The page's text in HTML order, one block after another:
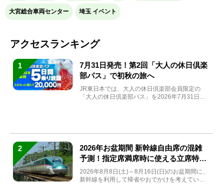
大宮総合車両センター 埼玉 イベント
アクセスランキング
1
7月31日発売！第2回「大人の休日倶楽
部パス」で初秋の旅へ
JR東日本では、大人の休日倶楽部会員限定の
「大人の休日倶楽部パス」を2026年7月31日
2
2026年お盆期間 新幹線自由席の混雑
予測！指定席満席時に使える立席特急
券も解説
2026年8月8日(土)～8月16日(日)のお盆期間に、
新幹線を利用して帰省やおでかけを考えている